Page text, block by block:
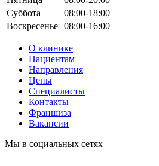
Суббота
08:00-18:00
Воскресенье 08:00-16:00
О клинике
Пациентам
Направления
Цены
Специалисты
Контакты
Франшиза
Вакансии
Мы в социальных сетях